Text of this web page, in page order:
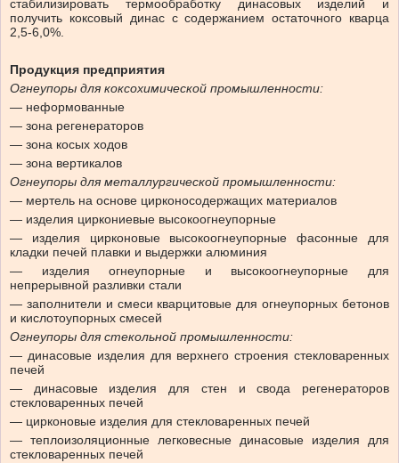
стабилизировать термообработку динасовых изделий и
получить коксовый динас с содержанием остаточного кварца
2,5-6,0%.
Продукция предприятия
Огнеупоры для коксохимической промышленности:
— неформованные
— зона регенераторов
— зона косых ходов
— зона вертикалов
Огнеупоры для металлургической промышленности:
— мертель на основе цирконосодержащих материалов
— изделия циркониевые высокоогнеупорные
— изделия цирконовые высокоогнеупорные фасонные для
кладки печей плавки и выдержки алюминия
— изделия огнеупорные и высокоогнеупорные для
непрерывной разливки стали
— заполнители и смеси кварцитовые для огнеупорных бетонов
и кислотоупорных смесей
Огнеупоры для стекольной промышленности:
— динасовые изделия для верхнего строения стекловаренных
печей
— динасовые изделия для стен и свода регенераторов
стекловаренных печей
— цирконовые изделия для стекловаренных печей
— теплоизоляционные легковесные динасовые изделия для
стекловаренных печей